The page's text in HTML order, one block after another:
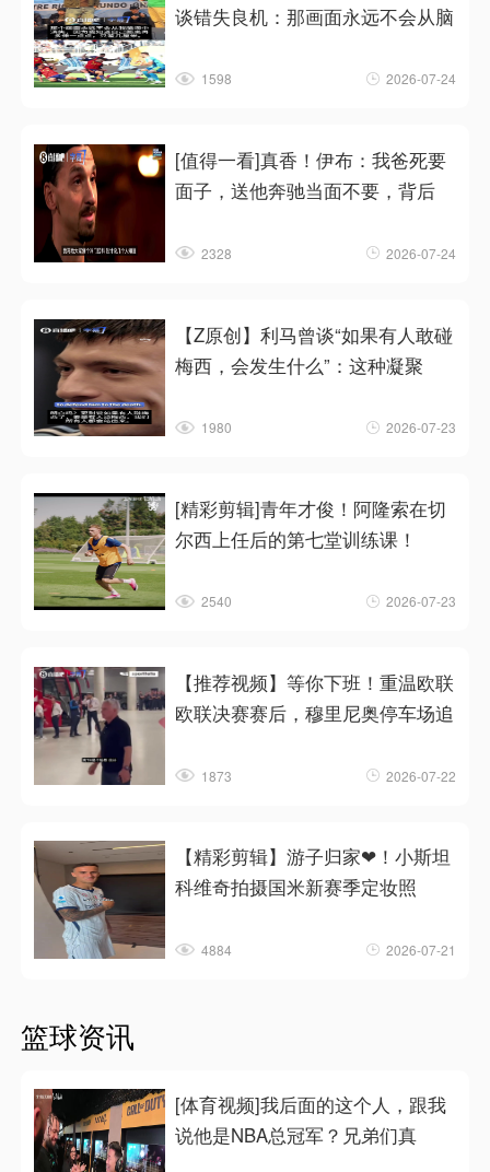
谈错失良机：那画面永远不会从脑
1598 2026-07-24
[值得一看]真香！伊布：我爸死要
面子，送他奔驰当面不要，背后
2328 2026-07-24
【Z原创】利马曾谈“如果有人敢碰
梅西，会发生什么”：这种凝聚
1980 2026-07-23
[精彩剪辑]青年才俊！阿隆索在切
尔西上任后的第七堂训练课！
2540 2026-07-23
【推荐视频】等你下班！重温欧联
欧联决赛赛后，穆里尼奥停车场追
1873 2026-07-22
【精彩剪辑】游子归家❤！小斯坦
科维奇拍摄国米新赛季定妆照
4884 2026-07-21
篮球资讯
[体育视频]我后面的这个人，跟我
说他是NBA总冠军？兄弟们真